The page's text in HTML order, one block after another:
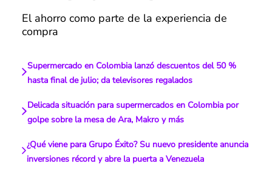
El ahorro como parte de la experiencia de
compra
Supermercado en Colombia lanzó descuentos del 50 %
hasta final de julio; da televisores regalados
Delicada situación para supermercados en Colombia por
golpe sobre la mesa de Ara, Makro y más
¿Qué viene para Grupo Éxito? Su nuevo presidente anuncia
inversiones récord y abre la puerta a Venezuela